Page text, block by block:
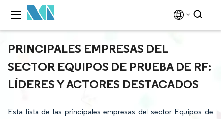
PRINCIPALES EMPRESAS DEL
SECTOR EQUIPOS DE PRUEBA DE RF:
LÍDERES Y ACTORES DESTACADOS
Esta lista de las principales empresas del sector Equipos de